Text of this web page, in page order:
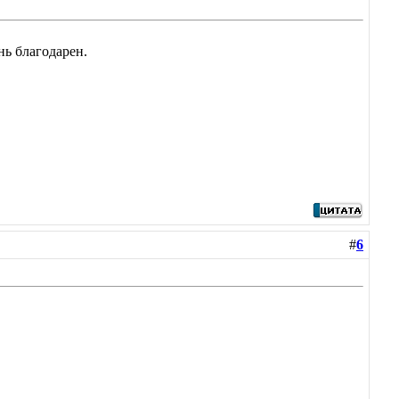
благодарен.
#6